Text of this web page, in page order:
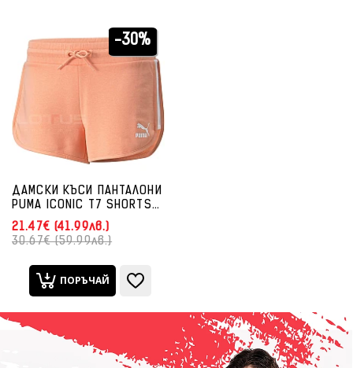
-30%
ДАМСКИ КЪСИ ПАНТАЛОНИ
PUMA ICONIC T7 SHORTS
PEACH
21.47€ (41.99лв.)
30.67€ (59.99лв.)
ПОРЪЧАЙ